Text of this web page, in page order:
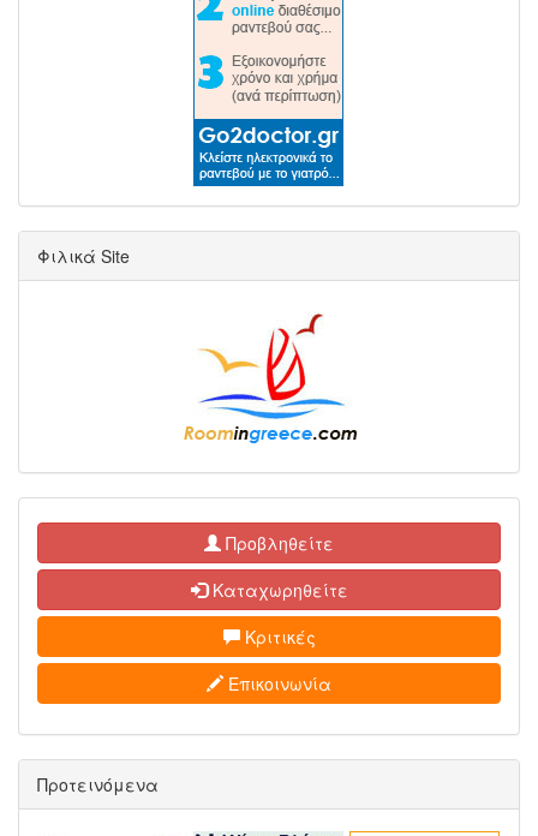
Φιλικά Site
Προβληθείτε
Καταχωρηθείτε
Κριτικές
Επικοινωνία
Προτεινόμενα